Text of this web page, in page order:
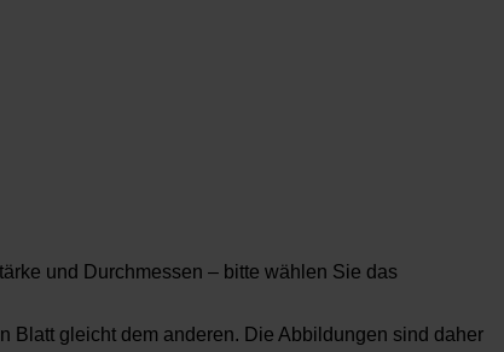
und Durchmessen – bitte wählen Sie das
Blatt gleicht dem anderen. Die Abbildungen sind daher